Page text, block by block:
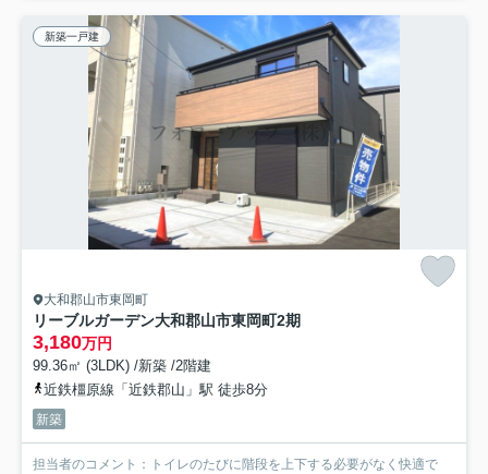
新築一戸建
大和郡山市東岡町
リーブルガーデン大和郡山市東岡町2期
3,180万円
99.36㎡ (3LDK) /新築 /2階建
近鉄橿原線「近鉄郡山」駅 徒歩8分
新築
担当者のコメント：トイレのたびに階段を上下する必要がなく快適で